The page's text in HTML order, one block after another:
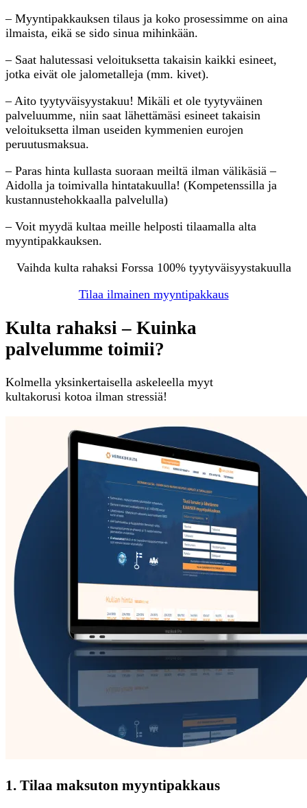
– Myyntipakkauksen tilaus ja koko prosessimme on aina
ilmaista, eikä se sido sinua mihinkään.
– Saat halutessasi veloituksetta takaisin kaikki esineet,
jotka eivät ole jalometalleja (mm. kivet).
– Aito tyytyväisyystakuu! Mikäli et ole tyytyväinen
palveluumme, niin saat lähettämäsi esineet takaisin
veloituksetta ilman useiden kymmenien eurojen
peruutusmaksua.
– Paras hinta kullasta suoraan meiltä ilman välikäsiä –
Aidolla ja toimivalla hintatakuulla! (Kompetenssilla ja
kustannustehokkaalla palvelulla)
– Voit myydä kultaa meille helposti tilaamalla alta
myyntipakkauksen.
Vaihda kulta rahaksi Forssa 100% tyytyväisyystakuulla
Tilaa ilmainen myyntipakkaus
Kulta rahaksi – Kuinka
palvelumme toimii?
Kolmella yksinkertaisella askeleella myyt
kultakorusi kotoa ilman stressiä!
1. Tilaa maksuton myyntipakkaus